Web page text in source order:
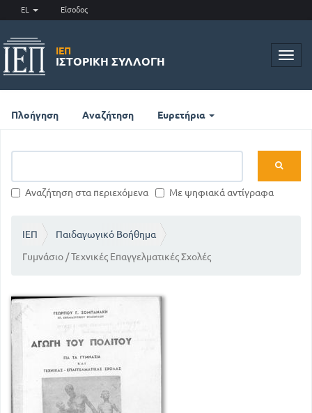
EL Είσοδος
ΙΕΠ
ΙΣΤΟΡΙΚΉ ΣΥΛΛΟΓΉ
Πλοήγηση Αναζήτηση Ευρετήρια
Αναζήτηση στα περιεχόμενα Με ψηφιακά αντίγραφα
ΙΕΠ
Παιδαγωγικό Βοήθημα
Γυμνάσιο / Τεχνικές Επαγγελματικές Σχολές